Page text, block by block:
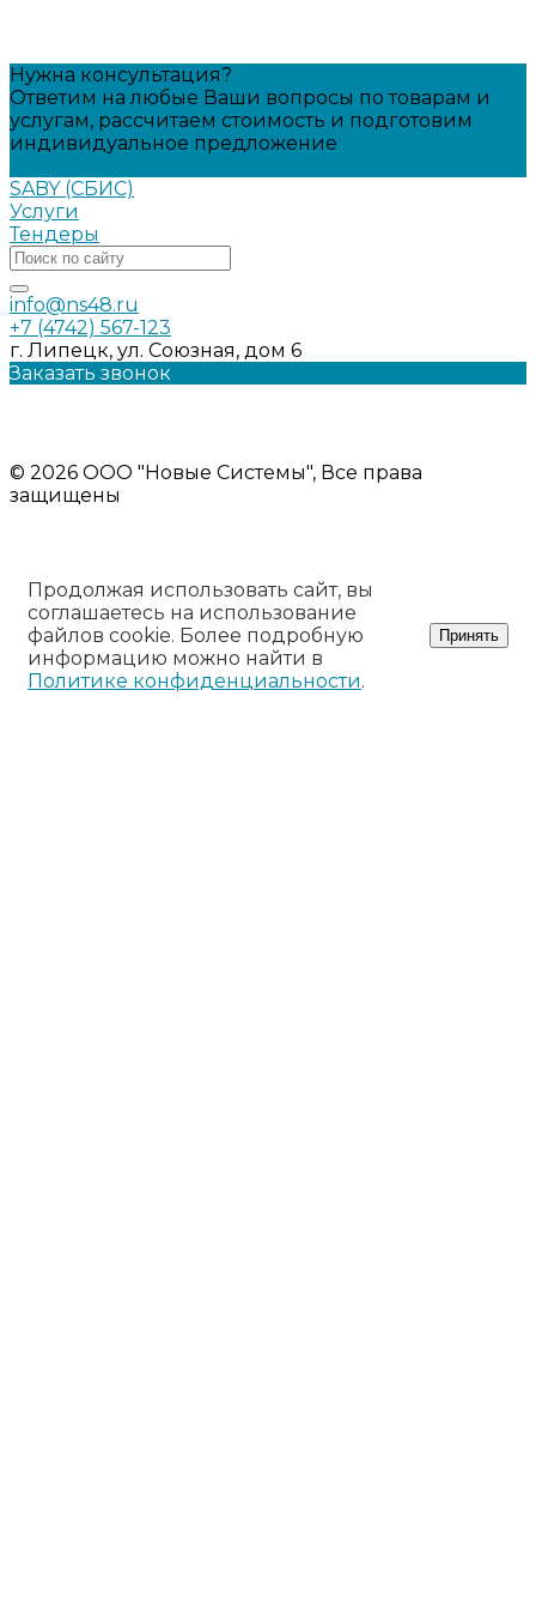
Нужна консультация?
Ответим на любые Ваши вопросы по товарам и
услугам, рассчитаем стоимость и подготовим
индивидуальное предложение
SABY (СБИС)
Услуги
Тендеры
info@ns48.ru
+7 (4742) 567-123
г. Липецк, ул. Союзная, дом 6
Заказать звонок
© 2026 ООО "Новые Системы", Все права
защищены
Продолжая использовать сайт, вы
соглашаетесь на использование
файлов cookie. Более подробную
информацию можно найти в
Политике конфиденциальности.
Принять